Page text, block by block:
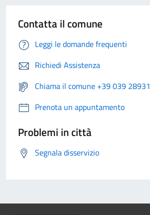
Contatta il comune
Leggi le domande frequenti
Richiedi Assistenza
Chiama il comune +39 039 28931
Prenota un appuntamento
Problemi in città
Segnala disservizio